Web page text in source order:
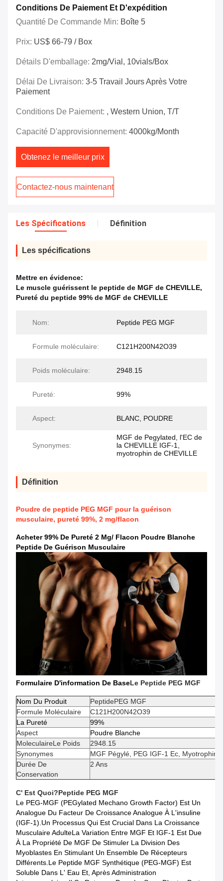
Conditions De Paiement Et D'expédition
Quantité De Commande Min: Boîte 5
Prix: US$ 66-79 / Box
Détails D'emballage: 2mg/vial, 10vials/Box
Délai De Livraison: 3-5 Travail Jours Après Votre
Paiement
Conditions De Paiement: , Western Union, T/T
Capacité D'approvisionnement: 4000kg/month
Obtenez le meilleur prix
Contactez-nous maintenant
Les Spécifications Définition
Les spécifications
Mettre en évidence:
Le muscle guérissent le peptide de MGF de CHEVILLE,
Pureté du peptide 99% de MGF de CHEVILLE
Nom: Peptide PEG MGF
Formule moléculaire: C121H200N42O39
Poids moléculaire: 2948.15
Pureté: 99%
Aspect: BLANC, POUDRE
Synonymes:
MGF de Pegylated, l'EC de
la CHEVILLE IGF-1,
myotrophin de CHEVILLE
Définition
Poudre de peptide PEG MGF pour la guérison
musculaire, pureté 99%, 2 mg/flacon
Acheter 99% De Pureté 2 Mg/ Flacon Poudre Blanche
Peptide De Guérison Musculaire
Formulaire D'information De BaseLe Peptide PEG MGF
Nom Du Produit PeptidePEG MGF
Formule Moléculaire
C121H200N42O39
La Pureté
99%
Aspect
Poudre Blanche
MoleculaireLe Poids
2948.15
Synonymes
MGF Pégylé, PEG IGF-1 Ec, Myotrophine
Durée De
Conservation
2 Ans
C' Est Quoi?Peptide PEG MGF
Le PEG-MGF (PEGylated Mechano Growth Factor) Est Un
Analogue Du Facteur De Croissance Analogue À L'insuline
(IGF-1).un Processus Qui Est Crucial Dans La Croissance
Musculaire AdulteLa Variation Entre MGF Et IGF-1 Est Due
À La Propriété De MGF De Stimuler La Division Des
Myoblastes En Stimulant Un Ensemble De Récepteurs
Différents.Le Peptide MGF Synthétique (PEG-MGF) Est
Soluble Dans L' Eau Et, Après Administration